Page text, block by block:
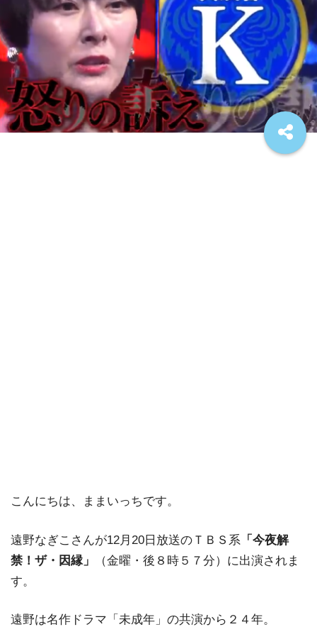
こんにちは、ままいっちです。
遠野なぎこさんが12月20日放送のＴＢＳ系 「今夜解
禁！ザ・因縁」
（金曜・後８時５７分）に出演されま
す。
遠野は名作ドラマ「未成年」の共演から２４年。